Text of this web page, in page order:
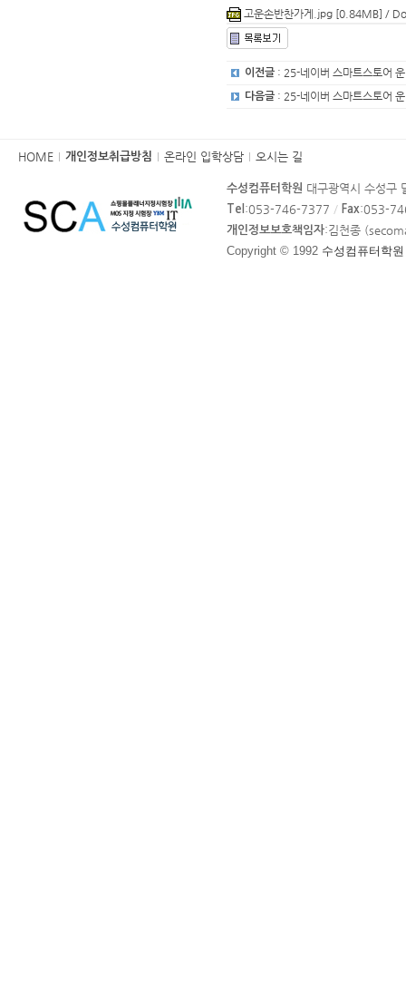
고운손반찬가게.jpg [0.84MB] /
이전글 : 25-네이버 스마트스토어
다음글 : 25-네이버 스마트스토어
HOME 개인정보취급방침 온라인 입학상담 오시는 길
수성컴퓨터학원 대구광역시 수성
Tel :053-746-7377 / Fax:053-
개인정보보호책임자:김천종
Copyright © 1992 수성컴퓨터학원